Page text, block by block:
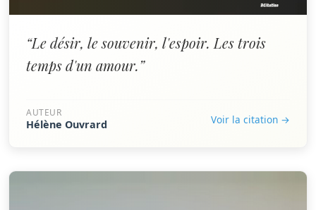
“Le désir, le souvenir, l'espoir. Les trois
temps d'un amour.”
AUTEUR
Hélène Ouvrard Voir la citation →